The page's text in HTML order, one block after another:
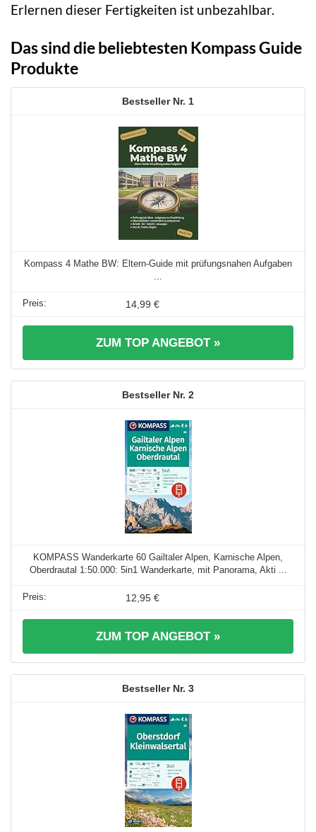
Erlernen dieser Fertigkeiten ist unbezahlbar.
Das sind die beliebtesten Kompass Guide
Produkte
1
Kompass 4 Mathe BW: Eltern-Guide mit prüfungsnahen Aufgaben
...
14,99 €
ZUM TOP ANGEBOT »
2
KOMPASS Wanderkarte 60 Gailtaler Alpen, Karnische Alpen,
Oberdrautal 1:50.000: 5in1 Wanderkarte, mit Panorama, Akti ...
12,95 €
ZUM TOP ANGEBOT »
3